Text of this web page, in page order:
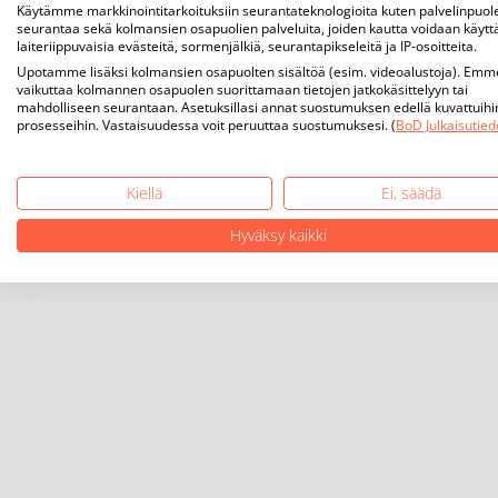
Käytämme markkinointitarkoituksiin seurantateknologioita kuten
seurantaa sekä kolmansien osapuolien palveluita, joiden kautta voidaan
laiteriippuvaisia evästeitä, sormenjälkiä, seurantapikseleitä ja IP-osoitteita.
Upotamme lisäksi kolmansien osapuolten sisältöä (esim. videoalustoja).
vaikuttaa kolmannen osapuolen suorittamaan tietojen jatkokäsittelyyn tai
mahdolliseen seurantaan. Asetuksillasi annat suostumuksen edellä
prosesseihin. Vastaisuudessa voit peruuttaa suostumuksesi. (BoD
Kiellä
Ei, säädä
Hyväksy kaikki